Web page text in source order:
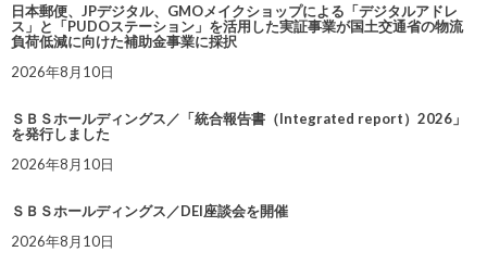
日本郵便、JPデジタル、GMOメイクショップによる「デジタルアドレ
ス」と「PUDOステーション」を活用した実証事業が国土交通省の物流
負荷低減に向けた補助金事業に採択
2026年8月10日
ＳＢＳホールディングス／「統合報告書（Integrated report）2026」
を発行しました
2026年8月10日
ＳＢＳホールディングス／DEI座談会を開催
2026年8月10日